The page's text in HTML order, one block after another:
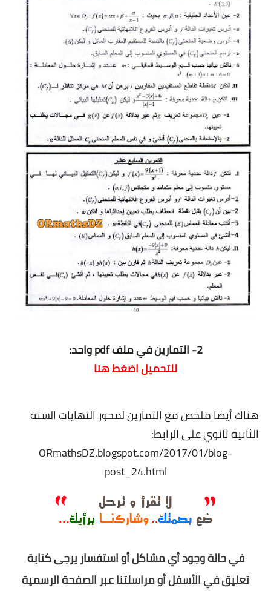
2- التمارين
في ملف pdf واحد:
للتحميل اضغط هنا
هناك أيضاملخص مع التمارين لمحور النهايات السنة
الثانية ثانوي على الرابط:
ORmathsDZ.blogspot.com/2017/01/blog-
post_24.html
في حالة وجود أي مشاكل أو استفسار يرجى كتابة
تعليق في الأسفل أو مراسلتنا عبر الصفحة الرسمية